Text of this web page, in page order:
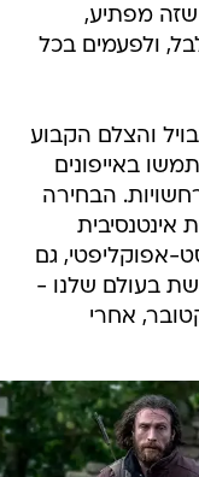
מפתיע,
ולפעמים בכל
והצלם הקבוע
באייפונים
הבחירה
איכות אינטנסיבית
אפוקליפטי, גם
בעולם שלנו -
אחרי